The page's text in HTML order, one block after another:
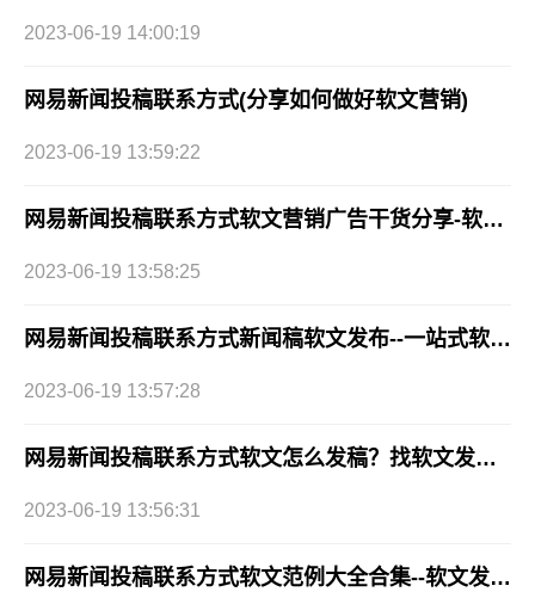
2023-06-19 14:00:19
网易新闻投稿联系方式(分享如何做好软文营销)
2023-06-19 13:59:22
网易新闻投稿联系方式软文营销广告干货分享-软文发稿网
2023-06-19 13:58:25
网易新闻投稿联系方式新闻稿软文发布--一站式软文自助发布
2023-06-19 13:57:28
网易新闻投稿联系方式软文怎么发稿？找软文发稿网平台
2023-06-19 13:56:31
网易新闻投稿联系方式软文范例大全合集--软文发稿网